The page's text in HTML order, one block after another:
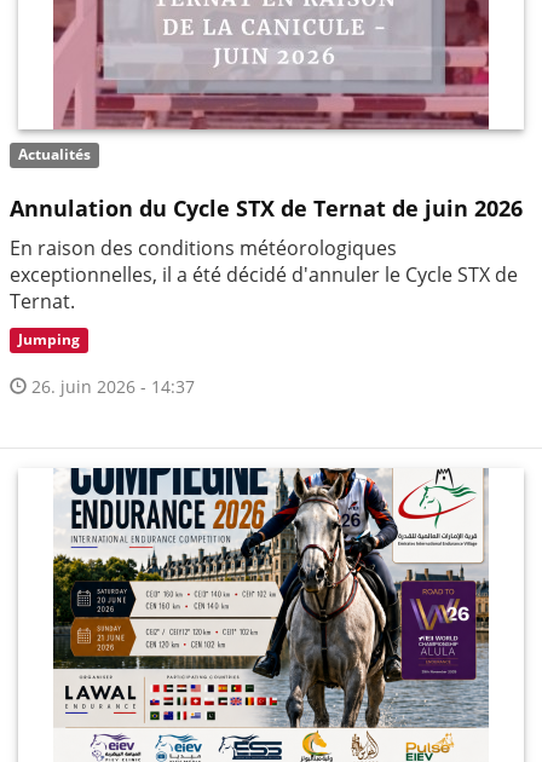
Actualités
Annulation du Cycle STX de Ternat de juin 2026
En raison des conditions météorologiques
exceptionnelles, il a été décidé d'annuler le Cycle STX de
Ternat.
Jumping
26. juin 2026 - 14:37